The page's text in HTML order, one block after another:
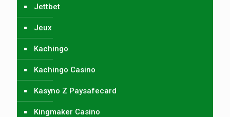
Jettbet
Jeux
Kachingo
Kachingo Casino
Kasyno Z Paysafecard
Kingmaker Casino